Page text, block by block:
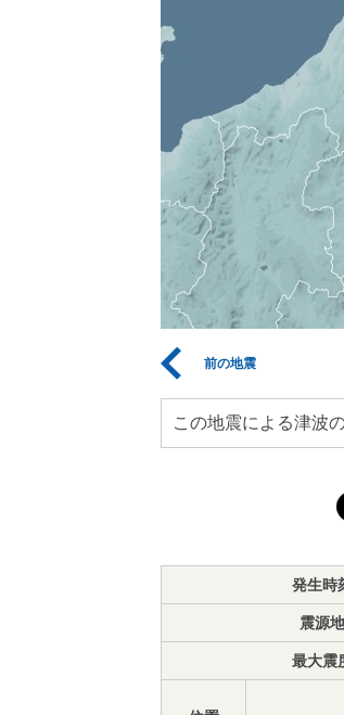
前の地震
この地震による津波
発生時
震源地
最大震